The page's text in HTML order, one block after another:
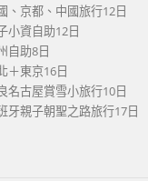
、京都、中國旅行12日
小資自助12日
自助8日
＋東京16日
名古屋賞雪小旅行10日
牙親子朝聖之路旅行17日